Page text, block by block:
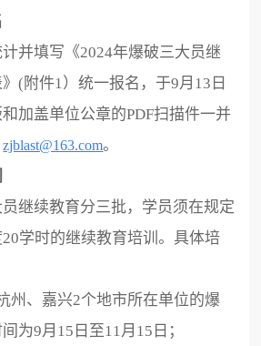
并填写《2024年爆破三大员继
(附件1）统一报名，于9月13日
加盖单位公章的PDF扫描件一并
zjblast@163.com。
继续教育分三批，学员须在规定
学时的继续教育培训。具体培
州、嘉兴2个地市所在单位的爆
为9月15日至11月15日；